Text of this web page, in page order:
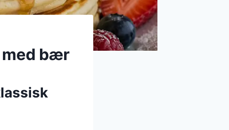
med bær